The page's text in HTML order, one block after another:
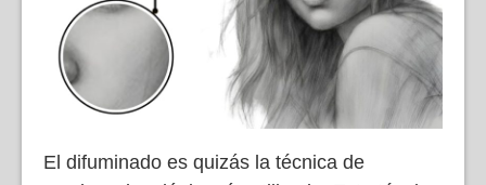
El difuminado es quizás la técnica de